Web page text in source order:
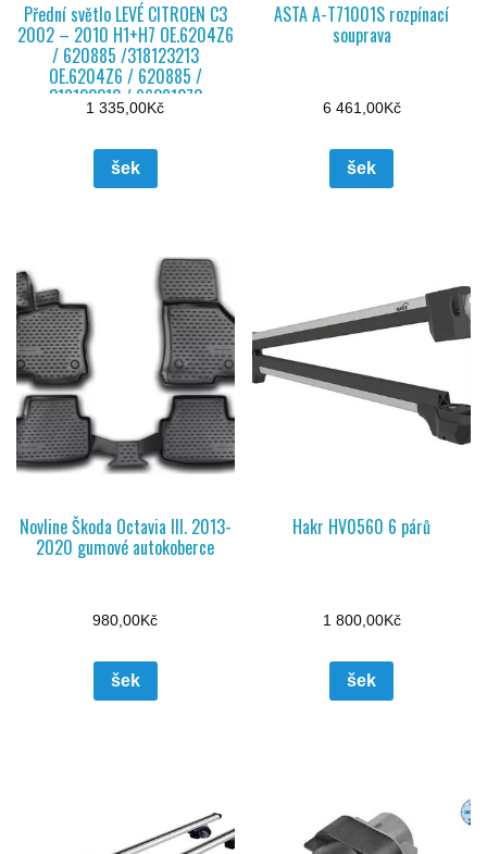
Přední světlo LEVÉ CITROEN C3
2002 – 2010 H1+H7 OE.6204Z6
/ 620885 /318123213
OE.6204Z6 / 620885 /
318123213 / 96381373
1 335,00Kč
šek
ASTA A-T71001S rozpínací
souprava
6 461,00Kč
šek
Novline Škoda Octavia III. 2013-
2020 gumové autokoberce
980,00Kč
šek
Hakr HV0560 6 párů
1 800,00Kč
šek